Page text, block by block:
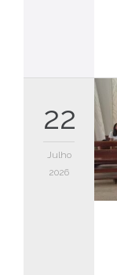
22
Julho
2026